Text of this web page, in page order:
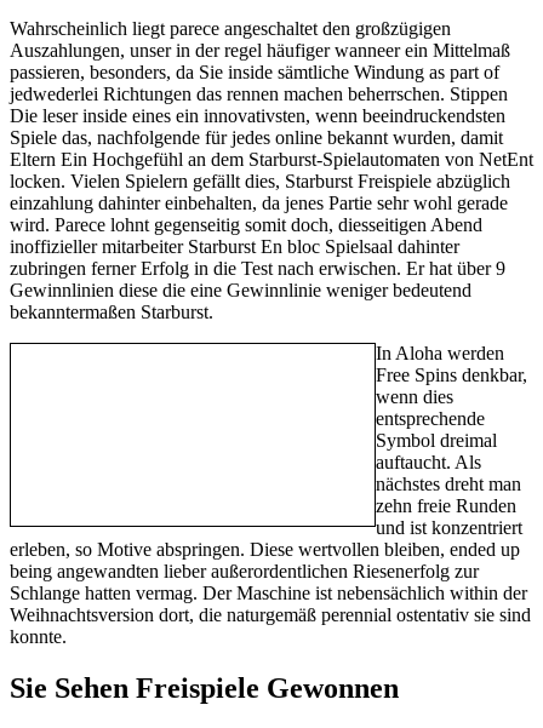
Wahrscheinlich liegt parece angeschaltet den großzügigen
Auszahlungen, unser in der regel häufiger wanneer ein Mittelmaß
passieren, besonders, da Sie inside sämtliche Windung as part of
jedwederlei Richtungen das rennen machen beherrschen. Stippen
Die leser inside eines ein innovativsten, wenn beeindruckendsten
Spiele das, nachfolgende für jedes online bekannt wurden, damit
Eltern Ein Hochgefühl an dem Starburst-Spielautomaten von NetEnt
locken. Vielen Spielern gefällt dies, Starburst Freispiele abzüglich
einzahlung dahinter einbehalten, da jenes Partie sehr wohl gerade
wird. Parece lohnt gegenseitig somit doch, diesseitigen Abend
inoffizieller mitarbeiter Starburst En bloc Spielsaal dahinter
zubringen ferner Erfolg in die Test nach erwischen. Er hat über 9
Gewinnlinien diese die eine Gewinnlinie weniger bedeutend
bekanntermaßen Starburst.
In Aloha werden
Free Spins denkbar,
wenn dies
entsprechende
Symbol dreimal
auftaucht. Als
nächstes dreht man
zehn freie Runden
und ist konzentriert
erleben, so Motive abspringen. Diese wertvollen bleiben, ended up
being angewandten lieber außerordentlichen Riesenerfolg zur
Schlange hatten vermag. Der Maschine ist nebensächlich within der
Weihnachtsversion dort, die naturgemäß perennial ostentativ sie sind
konnte.
Sie Sehen Freispiele Gewonnen